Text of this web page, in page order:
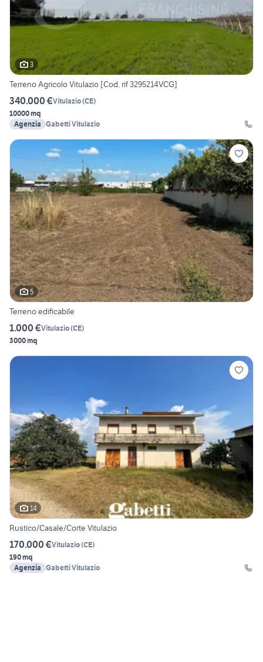
3
Terreno Agricolo Vitulazio [Cod. rif 3295214VCG]
340.000 €Vitulazio(CE)
10000 mq
Agenzia Gabetti Vitulazio
5
Terreno edificabile
1.000 €Vitulazio(CE)
3000 mq
14
Rustico/Casale/Corte Vitulazio
170.000 €Vitulazio(CE)
190 mq
Agenzia Gabetti Vitulazio